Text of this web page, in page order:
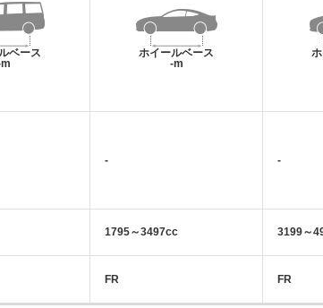
ベース
ホイールベース
-m
-
1795～3497cc
FR
-
3199～
FR